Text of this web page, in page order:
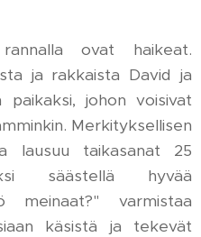
ovat haikeat.
ja rakkaista David ja
johon voisivat
Merkityksellisen
lausuu taikasanat 25
säästellä hyvää
meinaat?" varmistaa
käsistä ja tekevät